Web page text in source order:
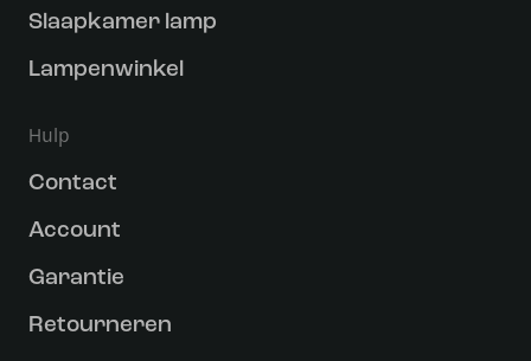
Slaapkamer lamp
Lampenwinkel
Hulp
Contact
Account
Garantie
Retourneren